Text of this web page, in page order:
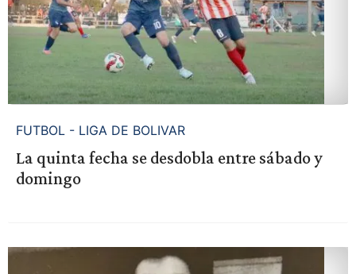
FUTBOL - LIGA DE BOLIVAR
La quinta fecha se desdobla entre sábado y
domingo